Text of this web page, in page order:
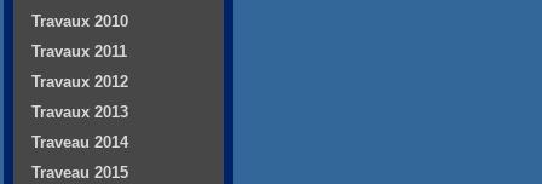
Travaux 2010
Travaux 2011
Travaux 2012
Travaux 2013
Traveau 2014
Traveau 2015